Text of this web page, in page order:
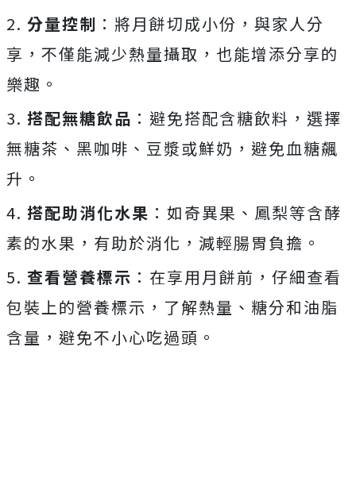
2. 分量控制 ：將月餅切成小份，與家人分
享，不僅能減少熱量攝取，也能增添分享的
樂趣。
3. 搭配無糖飲品 ：避免搭配含糖飲料，選擇
無糖茶、黑咖啡、豆漿或鮮奶，避免血糖飆
升。
4. 搭配助消化水果 ：如奇異果、鳳梨等含酵
素的水果，有助於消化，減輕腸胃負擔。
5. 查看營養標示 ：在享用月餅前，仔細查看
包裝上的營養標示，了解熱量、糖分和油脂
含量，避免不小心吃過頭。